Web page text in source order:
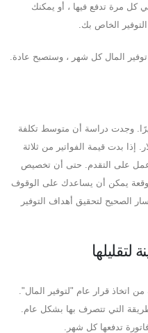
كل مرة تدفع فيها ، أو يمكنك
الخاص بك.
المال كل شهر ، وستصبح عادة.
وجدت دراسة أن متوسط ​​تكلفة
للمواطن الأمريكي يبلغ 1400 دولار. إذا بدت قيمة الفواتير من ثلاثة
على التقدم. حتى أن تخصيص
يمكن أن يساعدك على الوقوف
الصحيح لتحقيق أهداف التوفير
من اتخاذ قرار عام "لتوفير المال".
التي تتصرف بها بشكل عام.
تدفعها كل شهر.